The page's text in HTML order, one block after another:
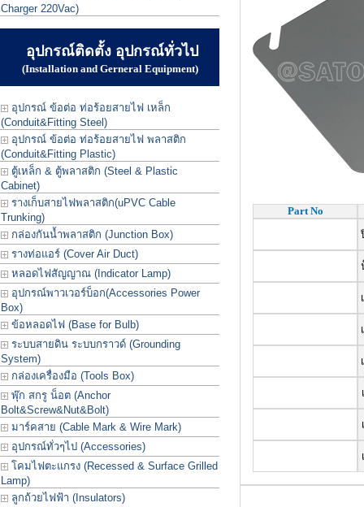
Charger 220Vac)
อุปกรณ์ติดตั้ง อุปกรณ์ทั่วไป
(Installation and Gerneral Equipment)
อุปกรณ์ ข้อต่อ ท่อร้อยสายไฟ เหล็ก
(Conduit&Fitting Steel)
อุปกรณ์ ข้อต่อ ท่อร้อยสายไฟ พลาสติก
(Conduit&Fitting Plastic)
ตู้เหล็ก & ตู้พลาสติก (Steel & Plastic
Cabinet)
รางเก็บสายไฟพลาสติก(uPVC Cable
Trunking)
กล่องกันน้ำพลาสติก (Junction Box)
รางท่อแอร์ (Cover Air Duct)
หลอดไฟสัญญาณ (Indicator Lamp)
อุปกรณ์พาวเวอร์บ็อก(Accessories Power
Box)
ข้อหลอดไฟ (Base for Bulb)
ระบบสายดิน ระบบกราวด์ (Grounding
System)
กล่องเครื่องมือ (Tools Box)
พุ๊ก สกรู น็อต (Anchor
Bolt&Screw&Nut&Bolt)
มาร์คสาย (Cable Mark & Wire Mark)
อุปกรณ์ทั่วๆไป (Accessories)
โคมไฟตะแกรง (Recessed & Surface Grilled
Lamp)
ลูกถ้วยไฟฟ้า (Insulators)
Part No